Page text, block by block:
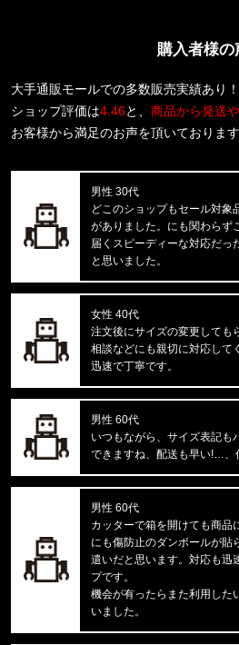
福岡県のお客様ご注文ありが
M BOX NSE ENERGY
福岡県のお客様ご注文ありが
Carhartt WIP/カーハートダブルア
福岡県のお客様ご注文ありが
CALVIN KLEIN/カルバンクライン
38MM RUBBER BUCKLE-
福岡県のお客様ご注文ありが
CARHARTT/カーハート
M IRVINE RELAXED WORK T-S
福岡県のお客様ご注文ありが
BEN DAVIS/ベンデイビス
SOUVENIR EMB TEE C-
福岡県のお客様ご注文ありが
47 Brand/フォーティーセブンブ
福岡県のお客様ご注文ありが
THE NORTH FACE/ノースフェイ
M EVOLUTION SIMPLE
福岡県のお客様ご注文ありが
reversal/リバーサル
購入者様の
大手通販モールでの多数販売実績あり！
ショップ評価は4.46と、 商品から発送
お客様から満足のお声を頂いております
男性 30代
どこのショップもセール対象
がありました。にも関わらず
届くスピーディーな対応だっ
と思いました。
女性 40代
注文後にサイズの変更しても
相談などにも親切に対応して
迅速で丁寧です。
男性 60代
いつもながら、サイズ表記も
できますね、配送も早い!…、
男性 60代
カッターで箱を開けても商品
にも傷防止のダンボールが貼
遣いだと思います。対応も迅
プです。
機会が有ったらまた利用した
いました。